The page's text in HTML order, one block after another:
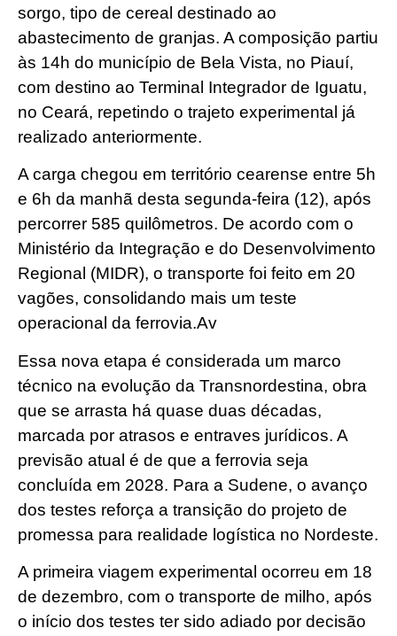
sorgo, tipo de cereal destinado ao
abastecimento de granjas. A composição partiu
às 14h do município de Bela Vista, no Piauí,
com destino ao Terminal Integrador de Iguatu,
no Ceará, repetindo o trajeto experimental já
realizado anteriormente.
A carga chegou em território cearense entre 5h
e 6h da manhã desta segunda-feira (12), após
percorrer 585 quilômetros. De acordo com o
Ministério da Integração e do Desenvolvimento
Regional (MIDR), o transporte foi feito em 20
vagões, consolidando mais um teste
operacional da ferrovia.Av
Essa nova etapa é considerada um marco
técnico na evolução da Transnordestina, obra
que se arrasta há quase duas décadas,
marcada por atrasos e entraves jurídicos. A
previsão atual é de que a ferrovia seja
concluída em 2028. Para a Sudene, o avanço
dos testes reforça a transição do projeto de
promessa para realidade logística no Nordeste.
A primeira viagem experimental ocorreu em 18
de dezembro, com o transporte de milho, após
o início dos testes ter sido adiado por decisão